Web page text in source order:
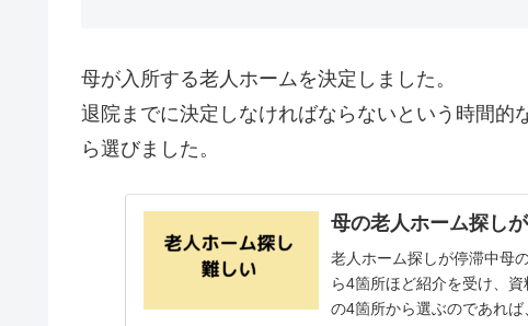
母が入所する老人ホームを決定しました。
退院までに決定しなければならないという時間
ら選びました。
母の老人ホーム探し
老人ホーム探しが停滞中母
ら4箇所ほど紹介を受け、
の4箇所から選ぶのであれば